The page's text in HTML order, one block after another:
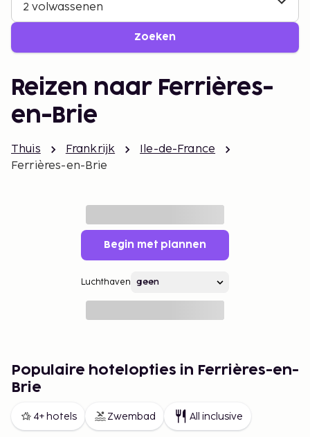
2 volwassenen
Zoeken
Reizen naar Ferrières-
en-Brie
Thuis Frankrijk
Ile-de-France
Ferrières-en-Brie
Begin met plannen
Luchthaven
Populaire hotelopties in Ferrières-en-
Brie
4+ hotels Zwembad All inclusive